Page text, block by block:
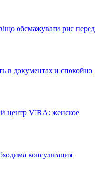
обсмажувати рис перед
в документах и спокойно
центр VIRA: женское
консультация